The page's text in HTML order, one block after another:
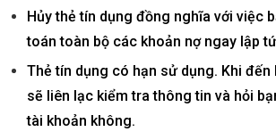
Hủythẻ tín dụng đồng nghĩa với việc
toán toàn bộ các khoản nợ ngay lập
Thẻ tín dụng có hạn sử dụng. Khi đến
sẽ liên lạc kiểm tra thông tin và hỏi
tài khoản không.